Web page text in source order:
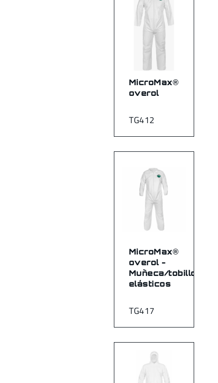
TG412
MicroMax®
overol
TG417
MicroMax®
overol -
Muñeca/tobillo
elásticos